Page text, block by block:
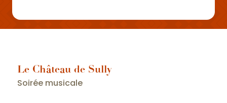
Le Château de Sully
Soirée musicale